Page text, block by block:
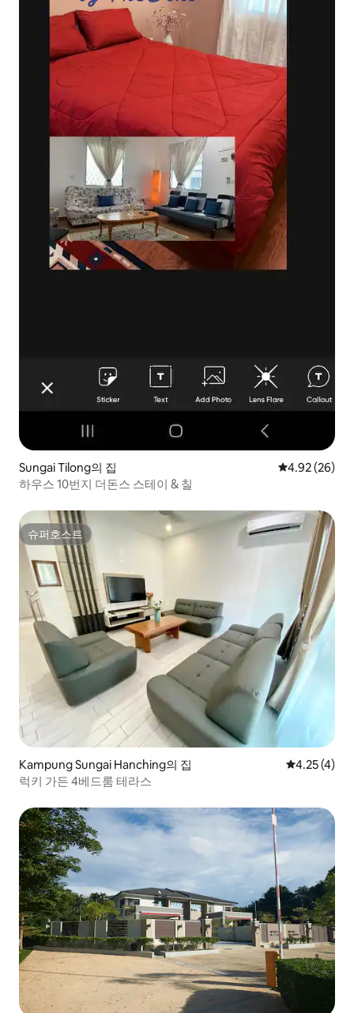
Sungai Tilong의 집 평점 4.92점(5
4.92 (26)
하우스 10번지 더돈스 스테이 & 칠
슈퍼호스트
슈퍼호스트
Kampung Sungai Hanching의 집 평점 4.25점
4.25 (4)
럭키 가든 4베드룸 테라스